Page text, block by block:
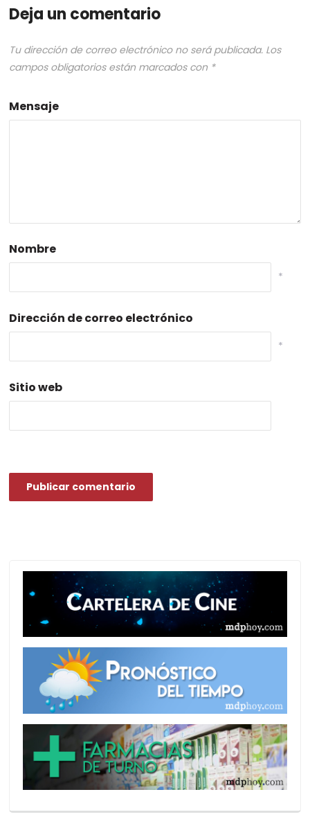
Deja un comentario
Tu dirección de correo electrónico no será publicada. Los
campos obligatorios están marcados con *
Mensaje
Nombre
*
Dirección de correo electrónico
*
Sitio web